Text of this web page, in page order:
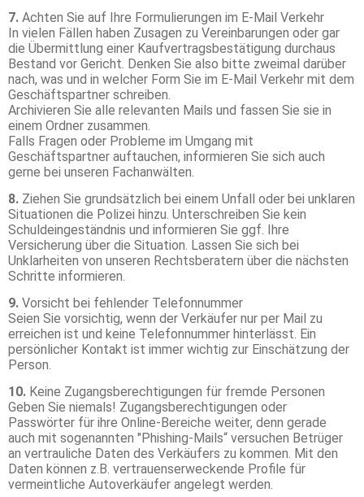
7. Achten Sie auf Ihre Formulierungen im E-Mail Verkehr
In vielen Fällen haben Zusagen zu Vereinbarungen oder gar
die Übermittlung einer Kaufvertragsbestätigung durchaus
Bestand vor Gericht. Denken Sie also bitte zweimal darüber
nach, was und in welcher Form Sie im E-Mail Verkehr mit dem
Geschäftspartner schreiben.
Archivieren Sie alle relevanten Mails und fassen Sie sie in
einem Ordner zusammen.
Falls Fragen oder Probleme im Umgang mit
Geschäftspartner auftauchen, informieren Sie sich auch
gerne bei unseren Fachanwälten.
8. Ziehen Sie grundsätzlich bei einem Unfall oder bei unklaren
Situationen die Polizei hinzu. Unterschreiben Sie kein
Schuldeingeständnis und informieren Sie ggf. Ihre
Versicherung über die Situation. Lassen Sie sich bei
Unklarheiten von unseren Rechtsberatern über die nächsten
Schritte informieren.
9. Vorsicht bei fehlender Telefonnummer
Seien Sie vorsichtig, wenn der Verkäufer nur per Mail zu
erreichen ist und keine Telefonnummer hinterlässt. Ein
persönlicher Kontakt ist immer wichtig zur Einschätzung der
Person.
10. Keine Zugangsberechtigungen für fremde Personen
Geben Sie niemals! Zugangsberechtigungen oder
Passwörter für ihre Online-Bereiche weiter, denn gerade
auch mit sogenannten "Phishing-Mails“ versuchen Betrüger
an vertrauliche Daten des Verkäufers zu kommen. Mit den
Daten können z.B. vertrauenserweckende Profile für
vermeintliche Autoverkäufer angelegt werden.